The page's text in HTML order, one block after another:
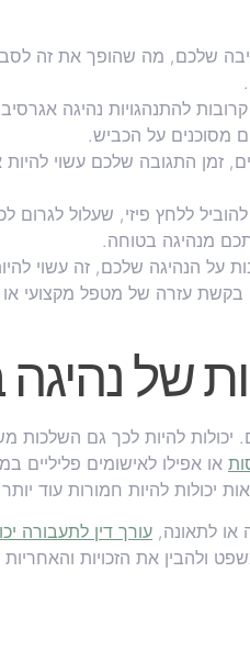
שלכם, מה שהופך את זה
להתנהגויות נהיגה
מסוכנים על הכביש.
זמן התגובה שלכם עשוי להיות
ללחץ פיזי, שעלול
מנהיגה בטוחה.
על הנהיגה שלכם, זה עשוי
עזרה של מטפל מקצועי או
של
להיות לכך גם השלכות
או אפילו לאישומים
יכולות להיות חמורות עוד יותר.
לתאונה, עורך דין לתעבורה
ולהבין את הזכויות